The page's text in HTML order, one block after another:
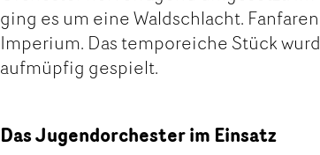
ging es um eine Waldschlacht.
Imperium. Das temporeiche Stück
aufmüpfig gespielt.
Das Jugendorchester im Einsatz